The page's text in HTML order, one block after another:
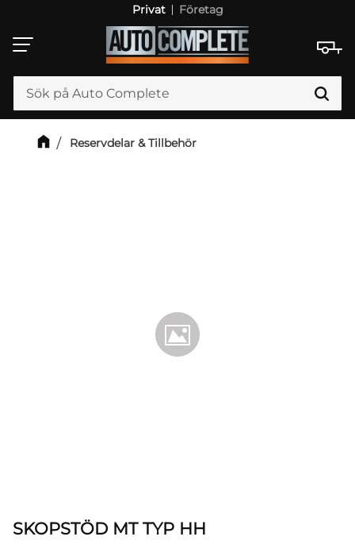
Meny
Privat Företag
Reservdelar & Tillbehör
SKOPSTÖD MT TYP HH